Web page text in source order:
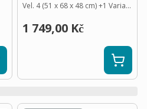
Vel. 4 (51 x 68 x 48 cm)+1 Varianta
1 749,00 Kč